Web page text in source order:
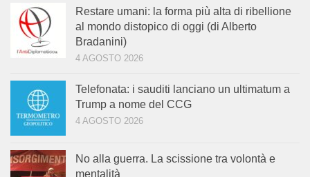
Restare umani: la forma più alta di ribellione
al mondo distopico di oggi (di Alberto
Bradanini)
4 AGOSTO 2026
Telefonata: i sauditi lanciano un ultimatum a
Trump a nome del CCG
4 AGOSTO 2026
No alla guerra. La scissione tra volontà e
mentalità